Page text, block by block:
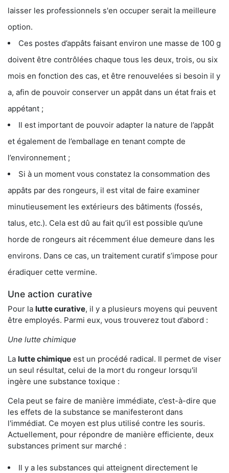
laisser les professionnels s'en occuper serait la meilleure
option.
Ces postes d’appâts faisant environ une masse de 100 g
doivent être contrôlées chaque tous les deux, trois, ou six
mois en fonction des cas, et être renouvelées si besoin il y
a, afin de pouvoir conserver un appât dans un état frais et
appétant ;
Il est important de pouvoir adapter la nature de l’appât
et également de l’emballage en tenant compte de
l’environnement ;
Si à un moment vous constatez la consommation des
appâts par des rongeurs, il est vital de faire examiner
minutieusement les extérieurs des bâtiments (fossés,
talus, etc.). Cela est dû au fait qu’il est possible qu’une
horde de rongeurs ait récemment élue demeure dans les
environs. Dans ce cas, un traitement curatif s’impose pour
éradiquer cette vermine.
Une action curative
Pour la lutte curative, il y a plusieurs moyens qui peuvent
être employés. Parmi eux, vous trouverez tout d’abord :
Une lutte chimique
La lutte chimique est un procédé radical. Il permet de viser
un seul résultat, celui de la mort du rongeur lorsqu'il
ingère une substance toxique :
Cela peut se faire de manière immédiate, c’est-à-dire que
les effets de la substance se manifesteront dans
l'immédiat. Ce moyen est plus utilisé contre les souris.
Actuellement, pour répondre de manière efficiente, deux
substances priment sur marché :
Il y a les substances qui atteignent directement le